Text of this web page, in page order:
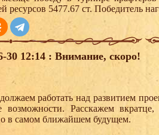
ресурсов 5477.67 ст. Победитель
30 12:14 : Внимание, скоро!
работать над развитием
возможности. Расскажем
в самом ближайшем будущем.